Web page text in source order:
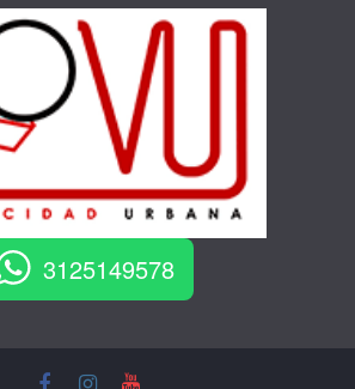
3125149578